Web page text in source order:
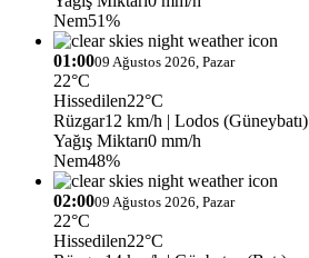
Nem51%
01:0009 Ağustos 2026, Pazar
22°C
Hissedilen22°C
Rüzgar12 km/h | Lodos (Güneybatı)
Yağış Miktarı0 mm/h
Nem48%
02:0009 Ağustos 2026, Pazar
22°C
Hissedilen22°C